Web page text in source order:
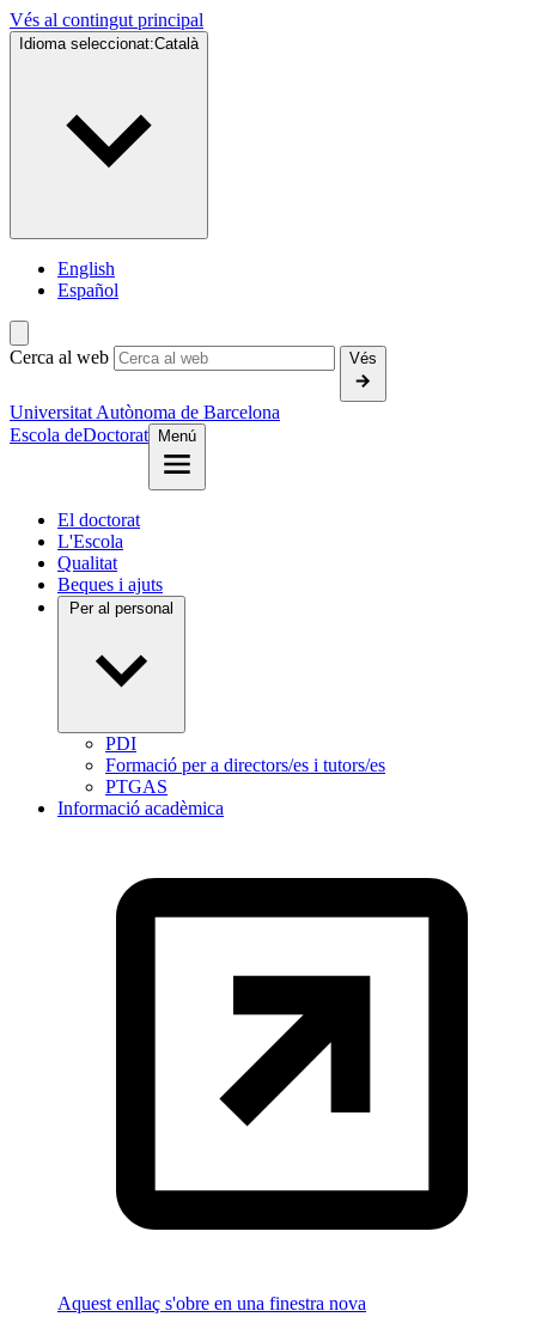
Vés al contingut principal
Idioma seleccionat:Català
English
Español
Cerca al web Vés
Universitat Autònoma de Barcelona
Escola deDoctorat Menú
El doctorat
L'Escola
Qualitat
Beques i ajuts
Per al personal
PDI
Formació per a directors/es i tutors/es
PTGAS
Informació acadèmica
Aquest enllaç s'obre en una finestra nova